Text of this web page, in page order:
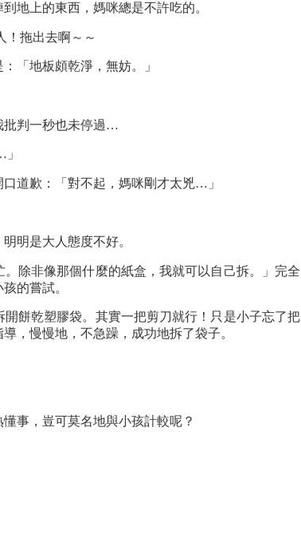
地上的東西，媽咪總是不許吃的。
！拖出去啊～～
「地板頗乾淨，無妨。」
批判一秒也未停過…
道歉：「對不起，媽咪剛才太兇…」
明是大人態度不好。
。除非像那個什麼的紙盒，我就可以自己拆。」完全
的嘗試。
餅乾塑膠袋。其實一把剪刀就行！只是小子忘了把
，慢慢地，不急躁，成功地拆了袋子。
事，豈可莫名地與小孩計較呢？